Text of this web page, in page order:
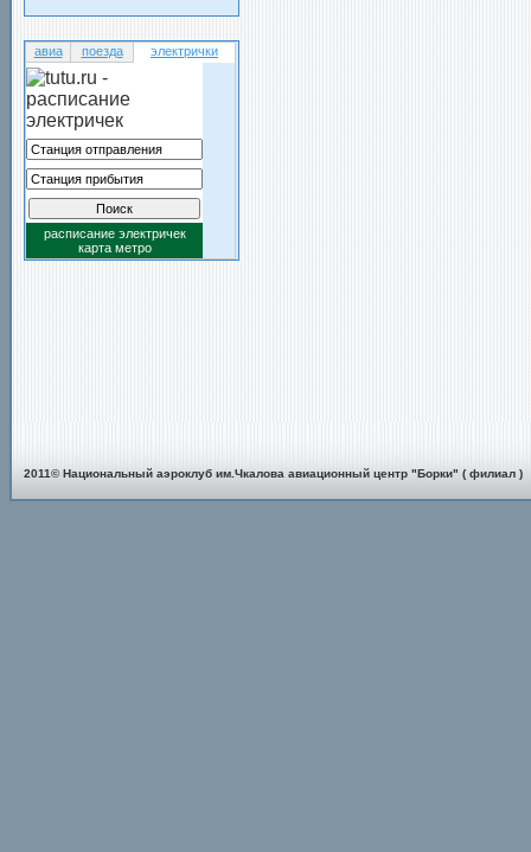
авиа поезда электрички
расписание электричек
карта метро
2011© Национальный аэроклуб им.Чкалова авиационный центр "Борки" ( филиал )